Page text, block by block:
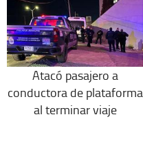
Atacó pasajero a
conductora de plataforma
al terminar viaje